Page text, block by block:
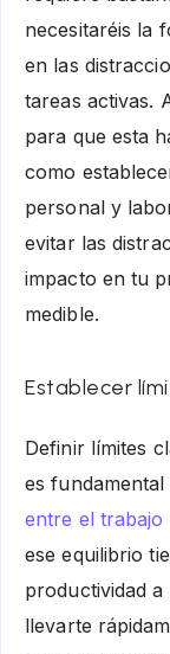
necesitaréis la
en las
tareas activas.
para que esta
como
personal y
evitar las
impacto en tu
medible.
Establecer
Definir límites
es
entre el trabajo
ese equilibrio
productividad
llevarte